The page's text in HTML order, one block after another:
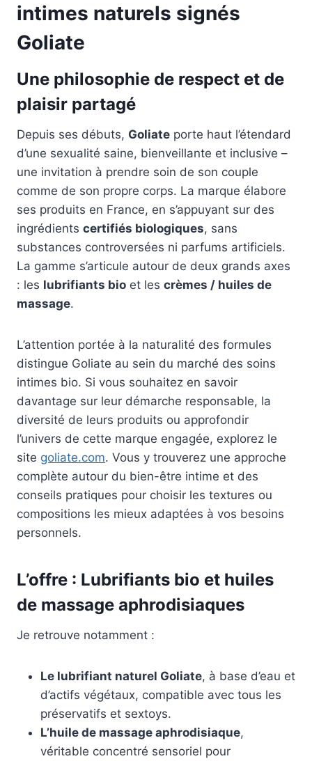
intimes naturels signés
Goliate
Une philosophie de respect et de
plaisir partagé
Depuis ses débuts, Goliate porte haut l’étendard
d’une sexualité saine, bienveillante et inclusive –
une invitation à prendre soin de son couple
comme de son propre corps. La marque élabore
ses produits en France, en s’appuyant sur des
ingrédients certifiés biologiques, sans
substances controversées ni parfums artificiels.
La gamme s’articule autour de deux grands axes
: les lubrifiants bio et les crèmes / huiles de
massage.
L’attention portée à la naturalité des formules
distingue Goliate au sein du marché des soins
intimes bio. Si vous souhaitez en savoir
davantage sur leur démarche responsable, la
diversité de leurs produits ou approfondir
l’univers de cette marque engagée, explorez le
site goliate.com. Vous y trouverez une approche
complète autour du bien-être intime et des
conseils pratiques pour choisir les textures ou
compositions les mieux adaptées à vos besoins
personnels.
L’offre : Lubrifiants bio et huiles
de massage aphrodisiaques
Je retrouve notamment :
Le lubrifiant naturel Goliate, à base d’eau et
d’actifs végétaux, compatible avec tous les
préservatifs et sextoys.
L’huile de massage aphrodisiaque,
véritable concentré sensoriel pour